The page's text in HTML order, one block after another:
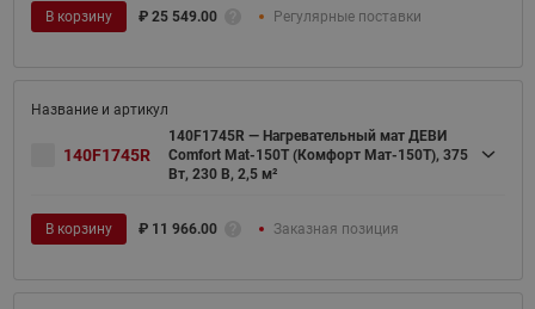
В корзину ₽ 25 549.00 Регулярные поставки
140F1745R
140F1745R — Нагревательный мат ДЕВИ
Comfort Mat-150T (Комфорт Мат-150Т), 375
Вт, 230 В, 2,5 м²
В корзину ₽ 11 966.00 Заказная позиция